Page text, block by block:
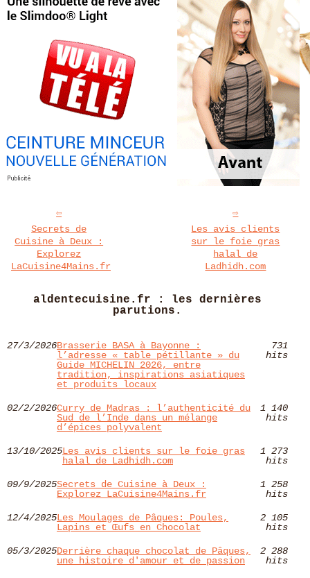
Secrets de
Cuisine à Deux :
Explorez
LaCuisine4Mains.fr
Les avis clients
sur le foie gras
halal de
Ladhidh.com
aldentecuisine.fr : les dernières
parutions.
27/3/2026Brasserie BASA à Bayonne :
l’adresse « table pétillante » du
Guide MICHELIN 2026, entre
tradition, inspirations asiatiques
et produits locaux
731
hits
02/2/2026Curry de Madras : l’authenticité du
Sud de l’Inde dans un mélange
d’épices polyvalent
1 140
hits
13/10/2025Les avis clients sur le foie gras
halal de Ladhidh.com
1 273
hits
09/9/2025Secrets de Cuisine à Deux :
Explorez LaCuisine4Mains.fr
1 258
hits
12/4/2025Les Moulages de Pâques: Poules,
Lapins et Œufs en Chocolat
2 105
hits
05/3/2025Derrière chaque chocolat de Pâques,
une histoire d'amour et de passion
2 288
hits